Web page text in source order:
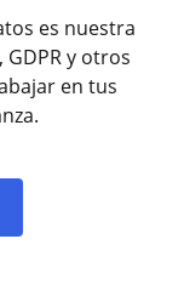
es nuestra
GDPR y otros
en tus